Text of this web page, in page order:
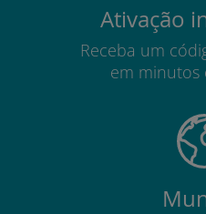
Ativação
Receba um
em minutos